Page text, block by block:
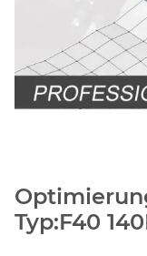
Typ:F40